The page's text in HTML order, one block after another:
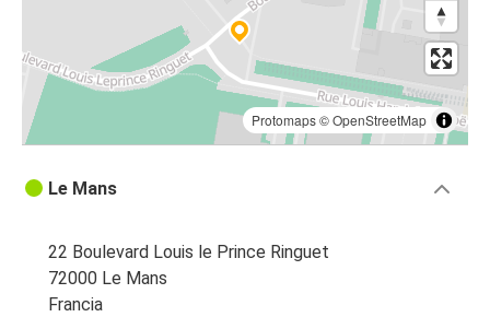
Protomaps©OpenStreetMap
Le Mans
22 Boulevard Louis le Prince Ringuet
72000 Le Mans
Francia